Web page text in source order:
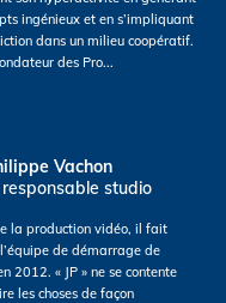
ingénieux et en s’impliquant
dans un milieu coopératif.
des Pro...
Vachon
studio
la production vidéo, il fait
de démarrage de
2012. « JP » ne se contente
les choses de façon